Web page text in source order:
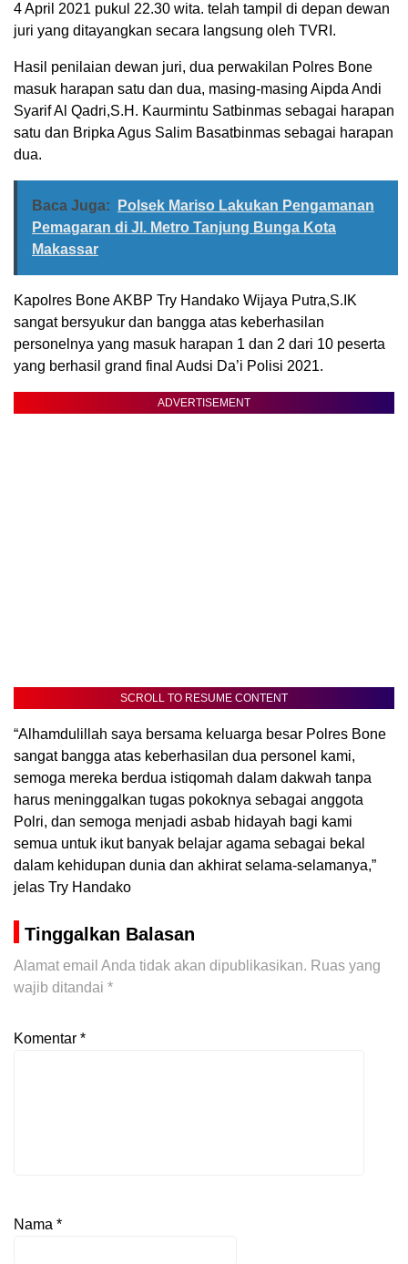
4 April 2021 pukul 22.30 wita. telah tampil di depan dewan
juri yang ditayangkan secara langsung oleh TVRI.
Hasil penilaian dewan juri, dua perwakilan Polres Bone
masuk harapan satu dan dua, masing-masing Aipda Andi
Syarif Al Qadri,S.H. Kaurmintu Satbinmas sebagai harapan
satu dan Bripka Agus Salim Basatbinmas sebagai harapan
dua.
Baca Juga:
Polsek Mariso Lakukan Pengamanan
Pemagaran di Jl. Metro Tanjung Bunga Kota
Makassar
Kapolres Bone AKBP Try Handako Wijaya Putra,S.IK
sangat bersyukur dan bangga atas keberhasilan
personelnya yang masuk harapan 1 dan 2 dari 10 peserta
yang berhasil grand final Audsi Da’i Polisi 2021.
ADVERTISEMENT
SCROLL TO RESUME CONTENT
“Alhamdulillah saya bersama keluarga besar Polres Bone
sangat bangga atas keberhasilan dua personel kami,
semoga mereka berdua istiqomah dalam dakwah tanpa
harus meninggalkan tugas pokoknya sebagai anggota
Polri, dan semoga menjadi asbab hidayah bagi kami
semua untuk ikut banyak belajar agama sebagai bekal
dalam kehidupan dunia dan akhirat selama-selamanya,”
jelas Try Handako
Tinggalkan Balasan
Alamat email Anda tidak akan dipublikasikan. Ruas yang
wajib ditandai *
Komentar *
Nama *